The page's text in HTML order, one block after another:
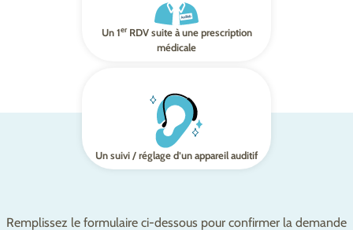
Un 1erRDV suite à une prescription
médicale
Un suivi / réglage d’un appareil auditif
Remplissez le formulaire ci-dessous pour confirmer la demande